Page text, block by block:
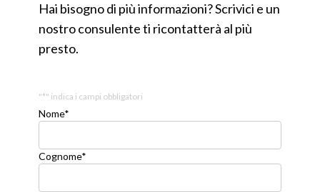
Hai bisogno di più informazioni? Scrivici e un
nostro consulente ti ricontatterà al più
presto.
"*" indica i campi obbligatori
Nome*
Cognome*